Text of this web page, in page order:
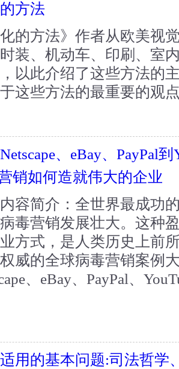
方法
化的方法》作者从欧美视
装、机动车、印刷、室
以此介绍了这些方法的
这些方法的最重要的观
、eBay、PayPal到
销如何造就伟大的企业
内容简介：全世界最成功
毒营销发展壮大。这种
方式，是人类历史上前
威的全球病毒营销案例
、eBay、PayPal、
用的基本问题:司法哲学